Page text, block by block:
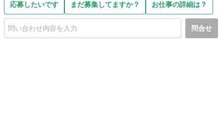
応募したいです まだ募集してますか？ お仕事の詳細は？
問合せ